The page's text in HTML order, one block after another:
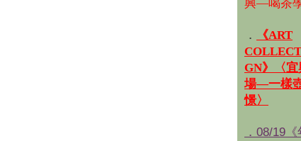
興—喝茶
．
《ART
GN》〈
場—一樣
憬〉
．08/19